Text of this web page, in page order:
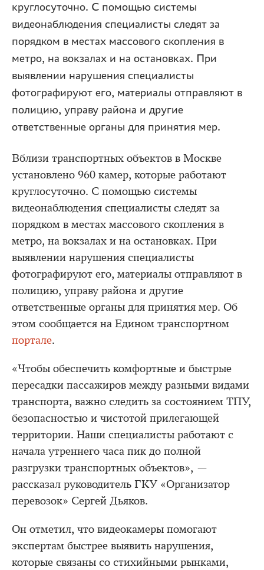
круглосуточно. С помощью системы
видеонаблюдения специалисты следят за
порядком в местах массового скопления в
метро, на вокзалах и на остановках. При
выявлении нарушения специалисты
фотографируют его, материалы отправляют в
полицию, управу района и другие
ответственные органы для принятия мер.
Вблизи транспортных объектов в Москве
установлено 960 камер, которые работают
круглосуточно. С помощью системы
видеонаблюдения специалисты следят за
порядком в местах массового скопления в
метро, на вокзалах и на остановках. При
выявлении нарушения специалисты
фотографируют его, материалы отправляют в
полицию, управу района и другие
ответственные органы для принятия мер. Об
этом сообщается на Едином транспортном
портале.
«Чтобы обеспечить комфортные и быстрые
пересадки пассажиров между разными видами
транспорта, важно следить за состоянием ТПУ,
безопасностью и чистотой прилегающей
территории. Наши специалисты работают с
начала утреннего часа пик до полной
разгрузки транспортных объектов», —
рассказал руководитель ГКУ «Организатор
перевозок» Сергей Дьяков.
Он отметил, что видеокамеры помогают
экспертам быстрее выявить нарушения,
которые связаны со стихийными рынками,